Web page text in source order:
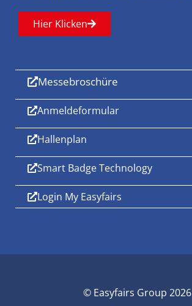
Hier Klicken
Messebroschüre
Anmeldeformular
Hallenplan
Smart Badge Technology
Login My Easyfairs
© Easyfairs Group 2026